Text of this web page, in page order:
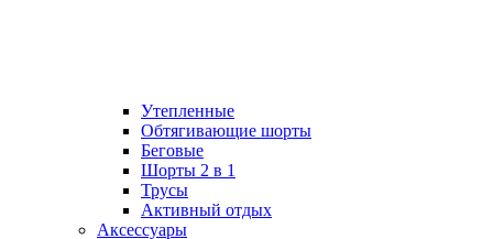
Утепленные
Обтягивающие шорты
Беговые
Шорты 2 в 1
Трусы
Активный отдых
Аксессуары